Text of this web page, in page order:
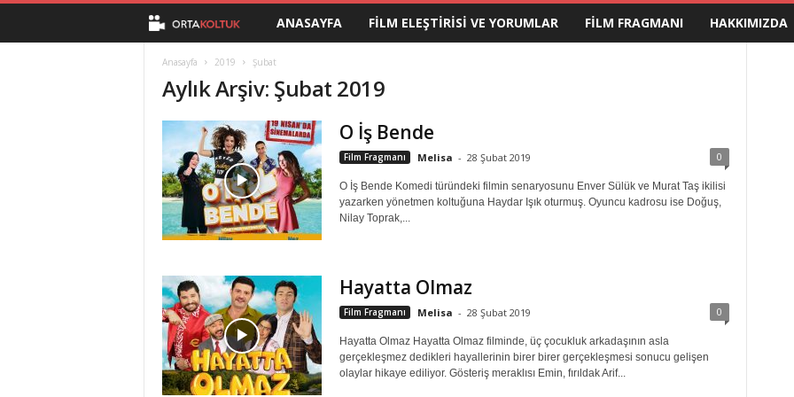
r
t
a
K
o
t
u
k
ANASAYFA FILM ELEŞTIRISI VE YORUMLAR FILM FRAGMANI HAKKIMIZDA
Anasayfa 2019 Şubat
Aylık Arşiv: Şubat 2019
O İş Bende
Film Fragmanı Melisa - 28 Şubat 2019 0
O İş Bende Komedi türündeki filmin senaryosunu Enver Sülük ve Murat Taş ikilisi
yazarken yönetmen koltuğuna Haydar Işık oturmuş. Oyuncu kadrosu ise Doğuş,
Nilay Toprak,...
Hayatta Olmaz
Film Fragmanı Melisa - 28 Şubat 2019 0
Hayatta Olmaz Hayatta Olmaz filminde, üç çocukluk arkadaşının asla
gerçekleşmez dedikleri hayallerinin birer birer gerçekleşmesi sonucu gelişen
olaylar hikaye ediliyor. Gösteriş meraklısı Emin, fırıldak Arif...